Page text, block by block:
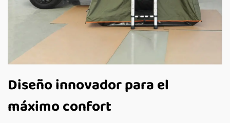
Diseño innovador para el
máximo confort